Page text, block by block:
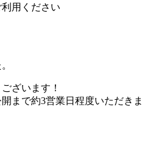
用ください
ざいます！
まで約3営業日程度いただきま